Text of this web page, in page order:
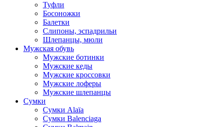
Туфли
Босоножки
Балетки
Слипоны, эспадрильи
Шлепанцы, мюли
Мужская обувь
Мужские ботинки
Мужские кеды
Мужские кроссовки
Мужские лоферы
Мужские шлепанцы
Сумки
Cумки Alaïa
Сумки Balenciaga